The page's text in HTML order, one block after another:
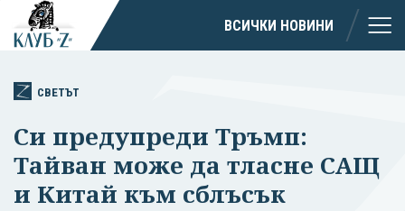
ВСИЧКИ НОВИНИ
СВЕТЪТ
Си предупреди Тръмп:
Тайван може да тласне САЩ
и Китай към сблъсък